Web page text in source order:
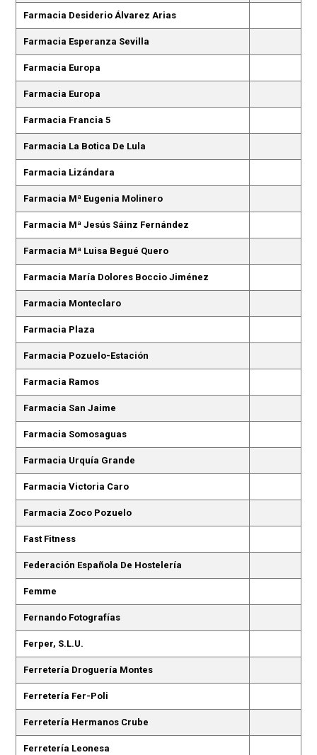
Farmacia Desiderio Álvarez Arias
Farmacia Esperanza Sevilla
Farmacia Europa
Farmacia Europa
Farmacia Francia 5
Farmacia La Botica De Lula
Farmacia Lizándara
Farmacia Mª Eugenia Molinero
Farmacia Mª Jesús Sáinz Fernández
Farmacia Mª Luisa Begué Quero
Farmacia María Dolores Boccio Jiménez
Farmacia Monteclaro
Farmacia Plaza
Farmacia Pozuelo-Estación
Farmacia Ramos
Farmacia San Jaime
Farmacia Somosaguas
Farmacia Urquía Grande
Farmacia Victoria Caro
Farmacia Zoco Pozuelo
Fast Fitness
Federación Española De Hostelería
Femme
Fernando Fotografías
Ferper, S.L.U.
Ferretería Droguería Montes
Ferretería Fer-Poli
Ferretería Hermanos Crube
Ferretería Leonesa